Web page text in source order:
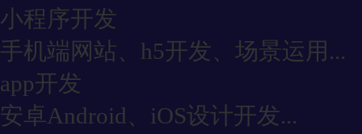
小程序开发
手机端网站、h5开发、场景运用...
app开发
安卓Android、iOS设计开发...